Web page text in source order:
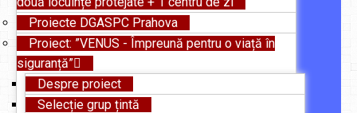
Proiecte DGASPC Prahova
Proiect: ”VENUS - Împreună pentru o viață în
siguranță”
Despre proiect
Selecție grup țintă